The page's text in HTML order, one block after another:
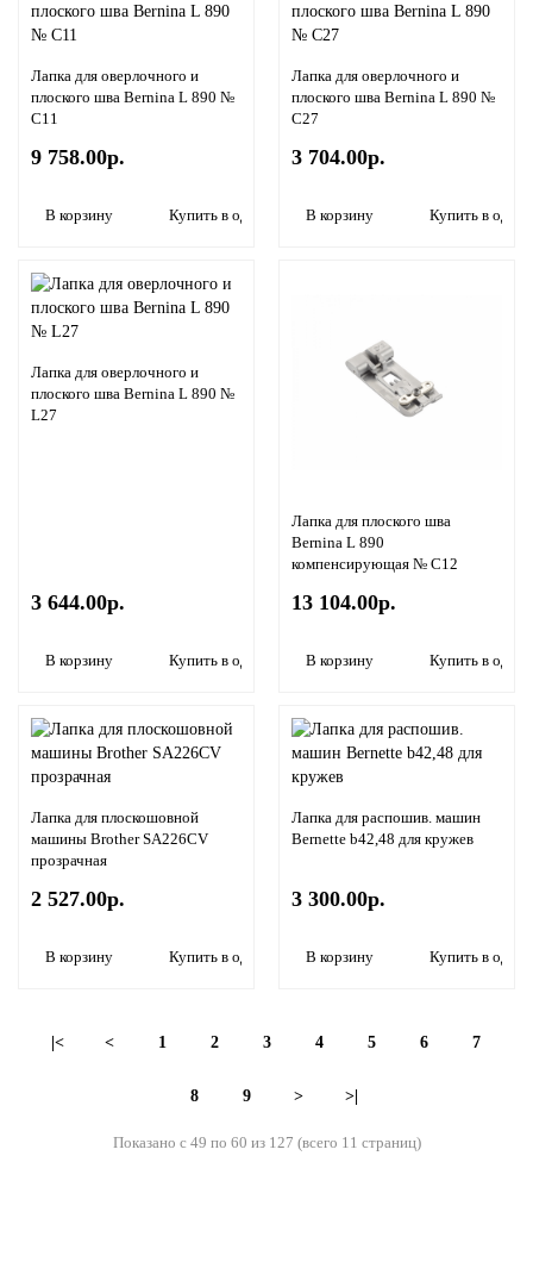
Лапка для оверлочного и
плоского шва Bernina L 890 №
C11
9 758.00р.
В корзину Купить в один клик
Лапка для оверлочного и
плоского шва Bernina L 890 №
C27
3 704.00р.
В корзину Купить в один
Лапка для оверлочного и
плоского шва Bernina L 890 №
L27
3 644.00р.
В корзину Купить в один клик
Лапка для плоского шва
Bernina L 890
компенсирующая № C12
13 104.00р.
В корзину Купить в один
Лапка для плоскошовной
машины Brother SA226CV
прозрачная
2 527.00р.
В корзину Купить в один клик
Лапка для распошив. машин
Bernette b42,48 для кружев
3 300.00р.
В корзину Купить в один
|< < 1 2 3 4 5 6 7
8 9 > >|
Показано с 49 по 60 из 127 (всего 11 страниц)